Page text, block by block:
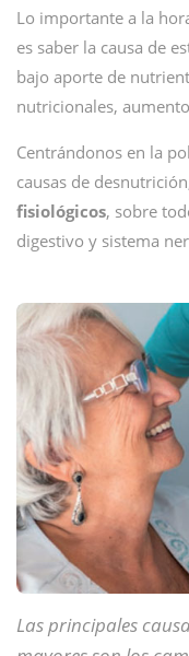
Lo importante a la
es saber la causa de
bajo aporte de
nutricionales,
Centrándonos en la
causas de
fisiológicos, sobre
digestivo y sistema
Las principales